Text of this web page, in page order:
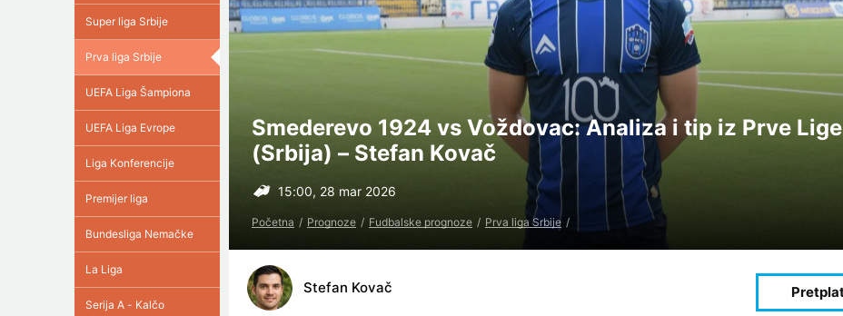
Smederevo 1924 vs Voždovac: Analiza i tip iz Prve Lige
(Srbija) – Stefan Kovač
15:00, 28 mar 2026
Početna Prognoze Fudbalske prognoze Prva liga Srbije
Stefan Kovač
Super liga Srbije
Prva liga Srbije
UEFA Liga Šampiona
UEFA Liga Evrope
Liga Konferencije
Premijer liga
Bundesliga Nemačke
La Liga
Serija A - Kalčo